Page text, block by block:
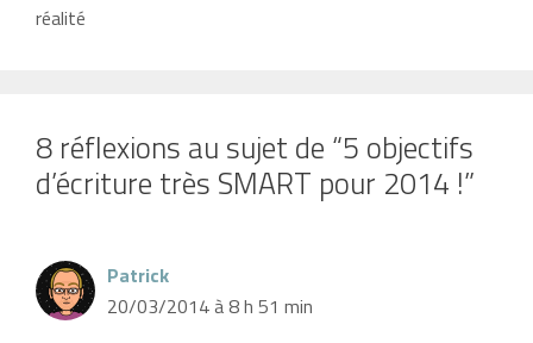
réalité
8 réflexions au sujet de “5 objectifs
d’écriture très SMART pour 2014 !”
Patrick
20/03/2014 à 8 h 51 min